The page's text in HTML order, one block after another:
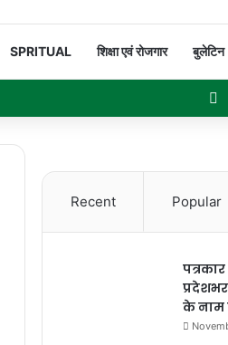
SPRITUAL शिक्षा एवं रोजगार बुलेटिन
Recent Popular
के नाम